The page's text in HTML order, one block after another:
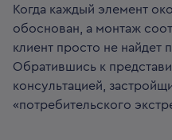
Когда каждый элемент
обоснован, а монтаж
клиент просто не найдет
Обратившись к
консультацией,
«потребительского